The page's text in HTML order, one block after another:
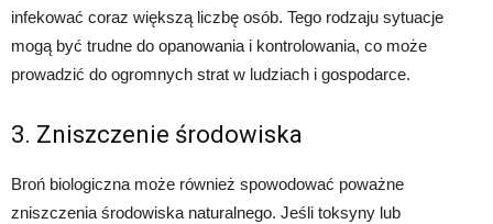
infekować coraz większą liczbę osób. Tego rodzaju sytuacje
mogą być trudne do opanowania i kontrolowania, co może
prowadzić do ogromnych strat w ludziach i gospodarce.
3. Zniszczenie środowiska
Broń biologiczna może również spowodować poważne
zniszczenia środowiska naturalnego. Jeśli toksyny lub